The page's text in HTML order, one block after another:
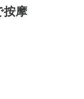
按摩